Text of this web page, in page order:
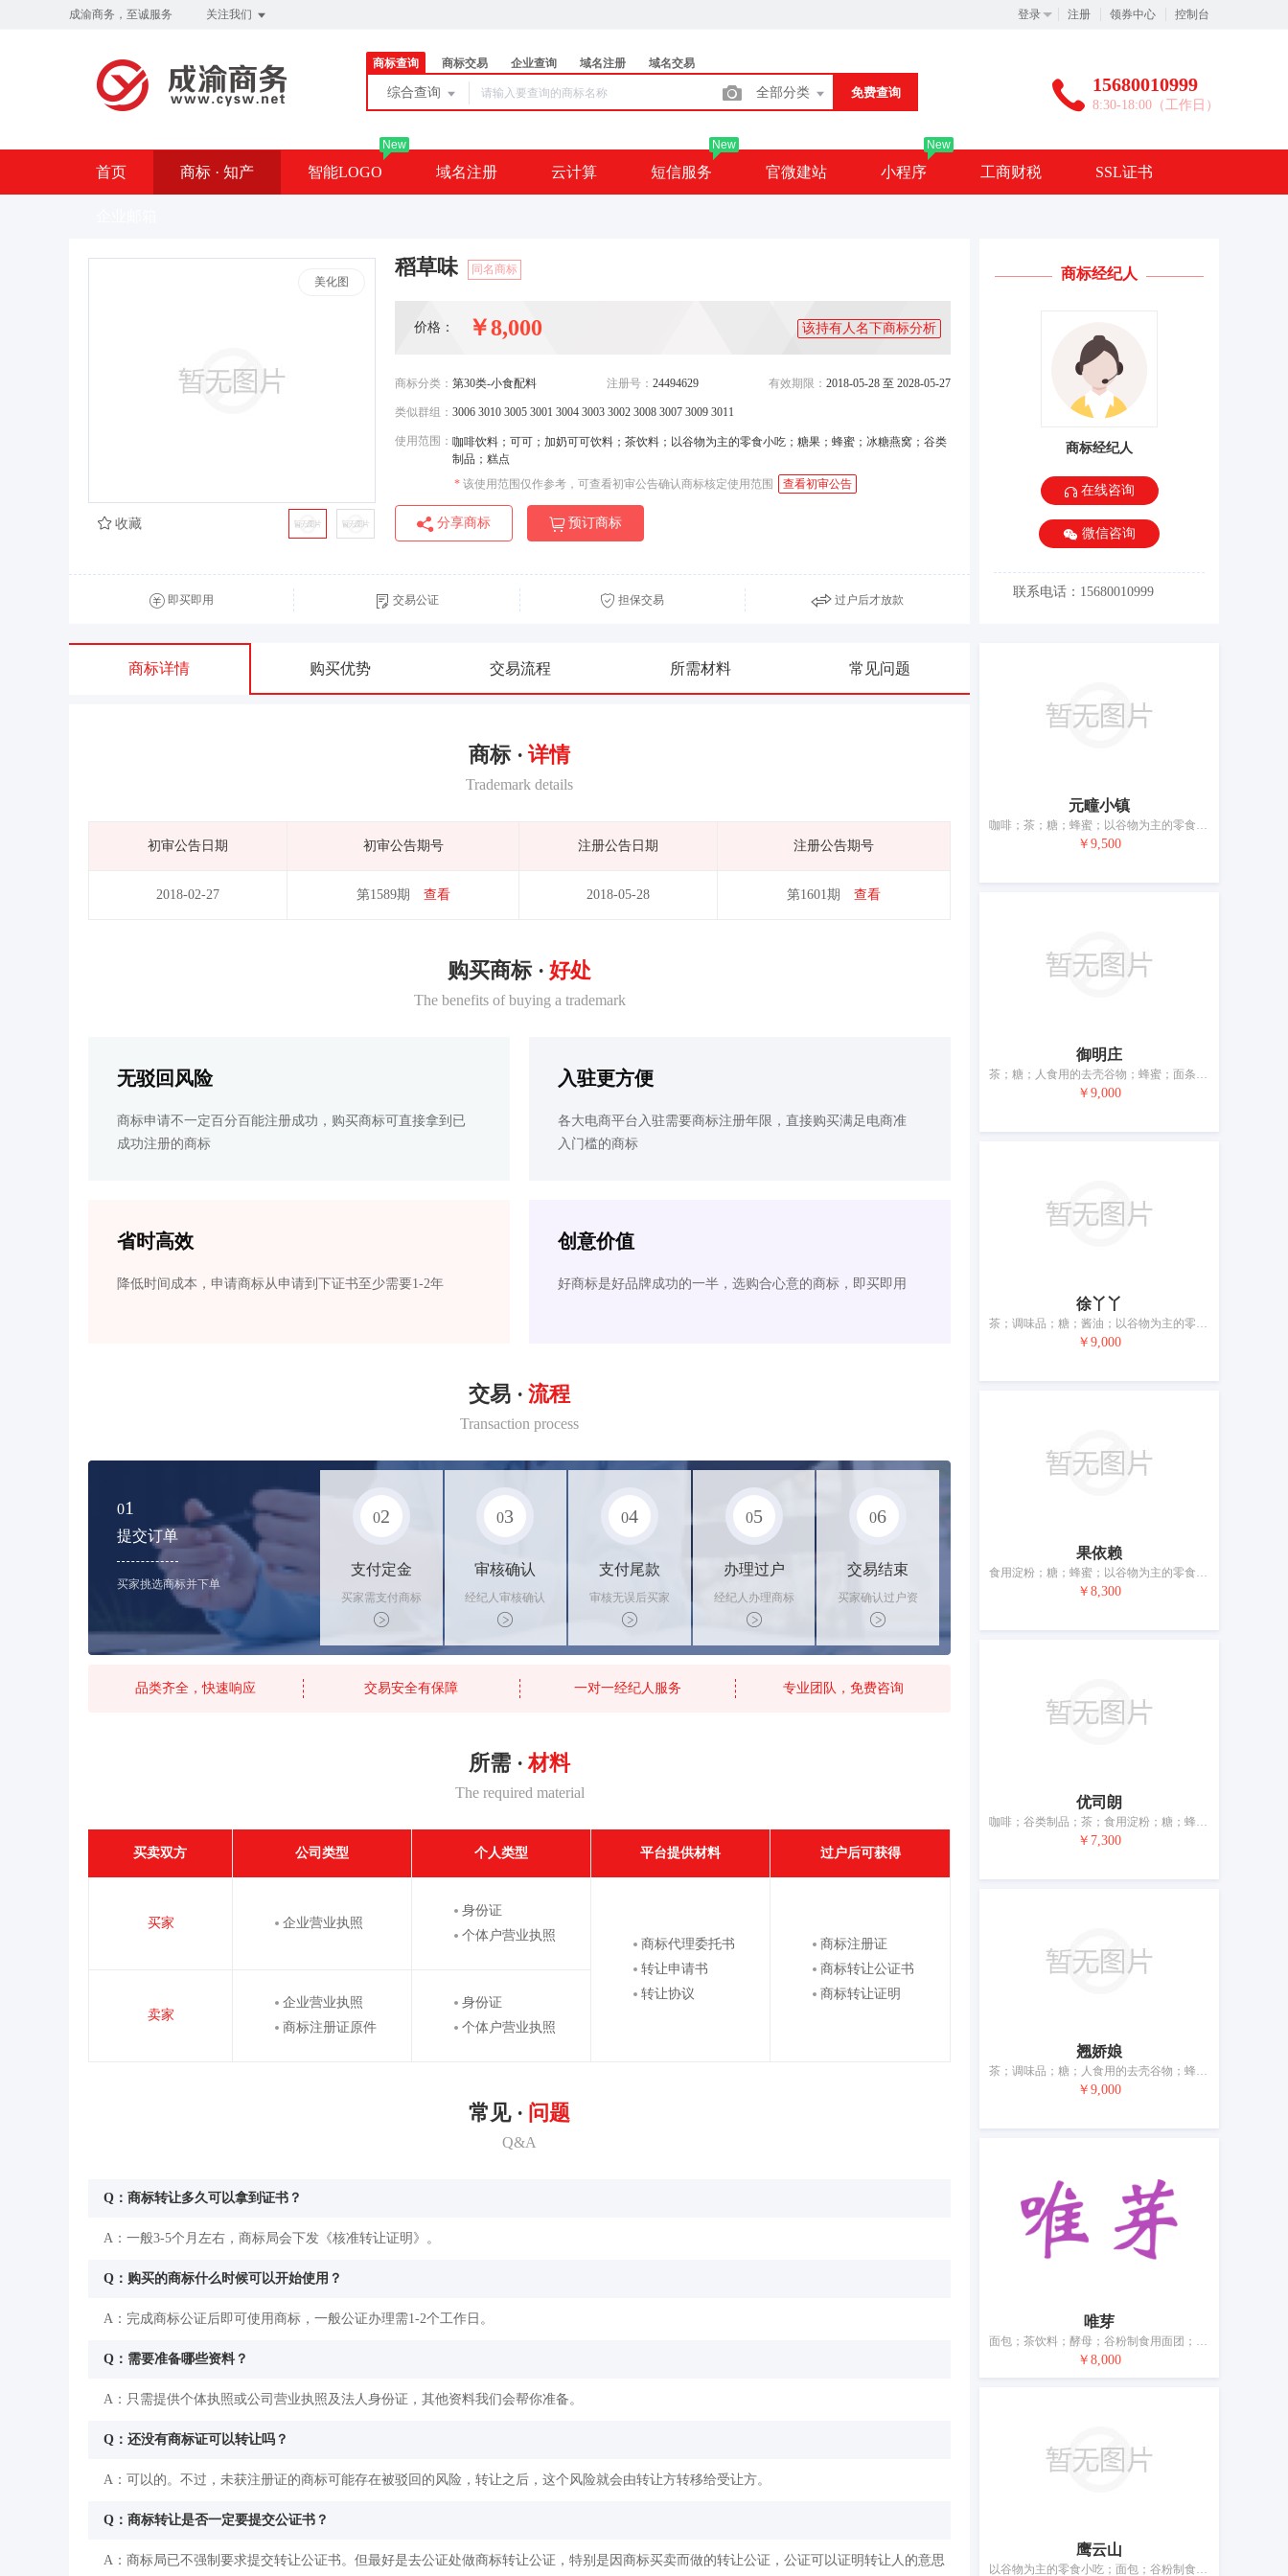
成渝商务，至诚服务 关注我们 登录 注册 领券中心 控制台
商标查询 商标交易 企业查询 域名注册 域名交易
综合查询 全部分类 免费查询 15680010999
8:30-18:00（工作日）
首页 商标 · 知产 智能LOGO
New
域名注册 云计算 短信服务
New
官微建站 小程序
New
工商财税 SSL证书
美化图
稻草味 同名商标
价格： ￥8,000 该持有人名下商标分析
商标分类： 第30类-小食配料 注册号： 24494629 有效期限： 2018-05-28 至 2028-05-27
类似群组： 3006 3010 3005 3001 3004 3003 3002 3008 3007 3009 3011
使用范围： 咖啡饮料；可可；加奶可可饮料；茶饮料；以谷物为主的零食小吃；糖果；蜂蜜；冰糖燕窝；谷类
制品；糕点
* 该使用范围仅作参考，可查看初审公告确认商标核定使用范围 查看初审公告
分享商标 预订商标
收藏
即买即用 交易公证 担保交易 过户后才放款
商标详情 购买优势 交易流程 所需材料 常见问题
商标 · 详情
Trademark details
初审公告日期 初审公告期号 注册公告日期 注册公告期号
2018-02-27 第1589期 查看 2018-05-28 第1601期 查看
购买商标 · 好处
The benefits of buying a trademark
无驳回风险
商标申请不一定百分百能注册成功，购买商标可直接拿到已
成功注册的商标
入驻更方便
各大电商平台入驻需要商标注册年限，直接购买满足电商准
入门槛的商标
省时高效
降低时间成本，申请商标从申请到下证书至少需要1-2年
创意价值
好商标是好品牌成功的一半，选购合心意的商标，即买即用
交易 · 流程
Transaction process
01
提交订单
买家挑选商标并下单
02
支付定金
买家需支付商标
标价的10%的购
买订金
03
审核确认
经纪人审核确认
商标状态
04
支付尾款
审核无误后买家
支付尾款，卖家
办理相关手续
05
办理过户
经纪人办理商标
转让手续，交付
相关证书
06
交易结束
买家确认过户资
料后，平台解冻
资金支付卖家
品类齐全，快速响应 交易安全有保障 一对一经纪人服务 专业团队，免费咨询
所需 · 材料
The required material
买卖双方 公司类型 个人类型 平台提供材料 过户后可获得
买家 企业营业执照
身份证
个体户营业执照
商标代理委托书
转让申请书
转让协议
商标注册证
商标转让公证书
商标转让证明
卖家
企业营业执照
商标注册证原件
身份证
个体户营业执照
常见 · 问题
Q&A
Q：商标转让多久可以拿到证书？
A：一般3-5个月左右，商标局会下发《核准转让证明》。
Q：购买的商标什么时候可以开始使用？
A：完成商标公证后即可使用商标，一般公证办理需1-2个工作日。
Q：需要准备哪些资料？
A：只需提供个体执照或公司营业执照及法人身份证，其他资料我们会帮你准备。
Q：还没有商标证可以转让吗？
A：可以的。不过，未获注册证的商标可能存在被驳回的风险，转让之后，这个风险就会由转让方转移给受让方。
Q：商标转让是否一定要提交公证书？
A：商标局已不强制要求提交转让公证书。但最好是去公证处做商标转让公证，特别是因商标买卖而做的转让公证，公证可以证明转让人的意思
商标经纪人
商标经纪人
在线咨询
微信咨询
联系电话：15680010999
元疃小镇
咖啡；茶；糖；蜂蜜；以谷物为主的零食小吃；粥；谷类制品；面条为主的预制食物；食用淀粉；调味酱
￥9,500
御明庄
茶；糖；人食用的去壳谷物；蜂蜜；面条；糕点；糖果；酱油；以谷物为主的零食小吃；调味品
￥9,000
徐丫丫
茶；调味品；糖；酱油；以谷物为主的零食小吃；人食用的去壳谷物；蜂蜜；面条；糕点；糖果
￥9,000
果依赖
食用淀粉；糖；蜂蜜；以谷物为主的零食小吃；面条为主的预制食物；粥；调味酱；茶；咖啡；谷类制品
￥8,300
优司朗
咖啡；谷类制品；茶；食用淀粉；糖；蜂蜜；以谷物为主的零食小吃；面条为主的预制食物；粥；调味酱
￥7,300
翘娇娘
茶；调味品；糖；人食用的去壳谷物；蜂蜜；面条；糕点；糖果；酱油；以谷物为主的零食小吃
￥9,000
唯芽
面包；茶饮料；酵母；谷粉制食用面团；魔芋粉；以谷物为主的零食小吃；以谷物为主的零食小吃；谷类制品；蜂蜜；面粉制丸子；茶
￥8,000
鹰云山
以谷物为主的零食小吃；面包；谷粉制食用面团；谷类制品；面粉制丸子；魔芋粉；茶；蜂蜜；茶饮料；米